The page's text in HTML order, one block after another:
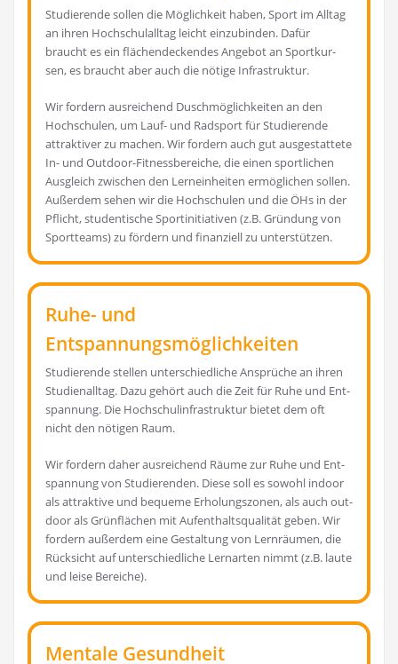
Stu­die­ren­de sol­len die Mög­lich­keit haben, Sport im All­tag
an ihren Hoch­schul­all­tag leicht ein­zu­bin­den. Dafür
braucht es ein flä­chen­de­cken­des Ange­bot an Sport­kur­
sen, es braucht aber auch die nöti­ge Infrastruktur.
Wir for­dern aus­rei­chend Dusch­mög­lich­kei­ten an den
Hoch­schu­len, um Lauf- und Rad­sport für Stu­die­ren­de
attrak­ti­ver zu machen. Wir for­dern auch gut aus­ge­stat­te­te
In- und Out­door-Fit­ness­be­rei­che, die einen sport­li­chen
Aus­gleich zwi­schen den Lern­ein­hei­ten ermög­li­chen sol­len.
Außer­dem sehen wir die Hoch­schu­len und die ÖHs in der
Pflicht, stu­den­ti­sche Sport­in­itia­ti­ven (z.B. Grün­dung von
Sport­teams) zu för­dern und finan­zi­ell zu unterstützen.
Ruhe- und
Entspannungsmöglichkeiten
Stu­die­ren­de stel­len unter­schied­li­che Ansprü­che an ihren
Stu­di­en­all­tag. Dazu gehört auch die Zeit für Ruhe und Ent­
span­nung. Die Hoch­schul­in­fra­struk­tur bie­tet dem oft
nicht den nöti­gen Raum.
Wir for­dern daher aus­rei­chend Räu­me zur Ruhe und Ent­
span­nung von Stu­die­ren­den. Die­se soll es sowohl indoor
als attrak­ti­ve und beque­me Erho­lungs­zo­nen, als auch out­
door als Grün­flä­chen mit Auf­ent­halts­qua­li­tät geben. Wir
for­dern außer­dem eine Gestal­tung von Lern­räu­men, die
Rück­sicht auf unter­schied­li­che Lern­ar­ten nimmt (z.B. lau­te
und lei­se Bereiche).
Mentale Gesundheit